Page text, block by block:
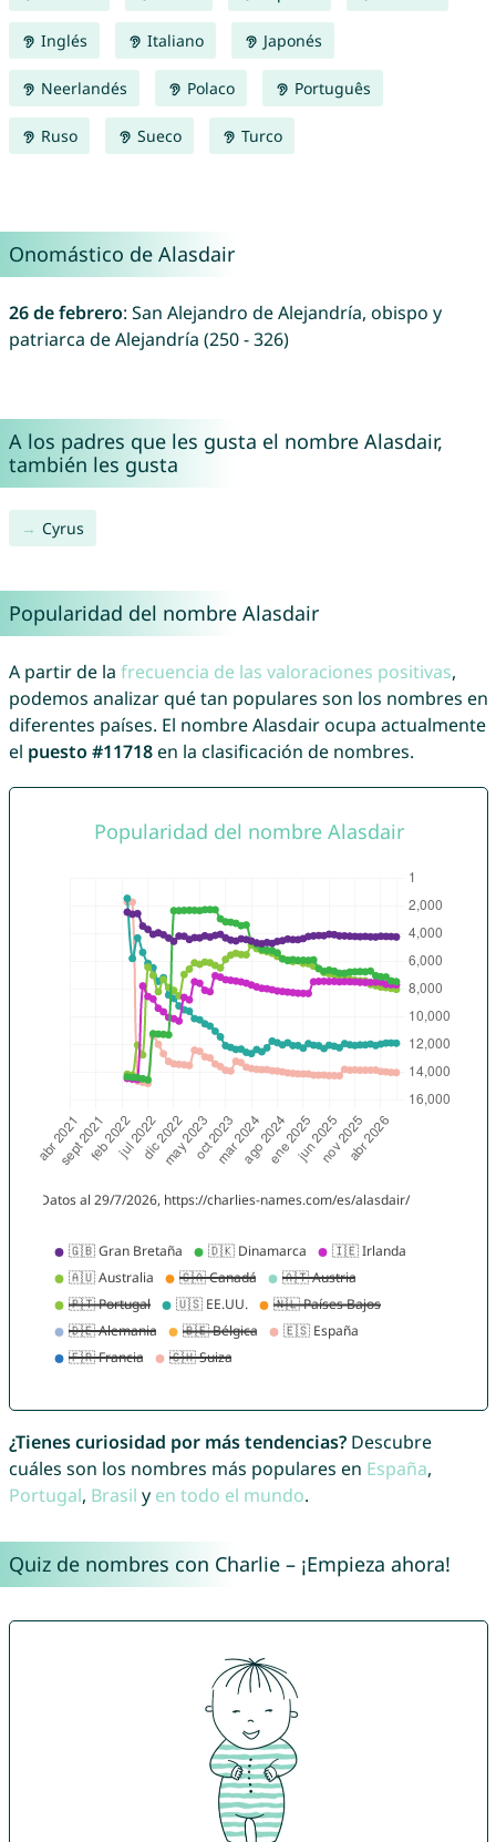
Inglés Italiano Japonés
Neerlandés Polaco Português
Ruso Sueco Turco
Onomástico de Alasdair
26 de febrero: San Alejandro de Alejandría, obispo y
patriarca de Alejandría (250 - 326)
A los padres que les gusta el nombre Alasdair,
también les gusta
Cyrus
Popularidad del nombre Alasdair
A partir de la frecuencia de las valoraciones positivas,
podemos analizar qué tan populares son los nombres en
diferentes países. El nombre Alasdair ocupa actualmente
el puesto #11718en la clasificación de nombres.
¿Tienes curiosidad por más tendencias?Descubre
cuáles son los nombres más populares en España,
Portugal, Brasil y en todo el mundo.
Quiz de nombres con Charlie – ¡Empieza ahora!